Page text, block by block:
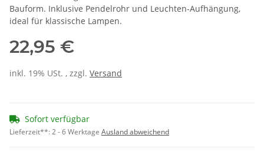
Bauform. Inklusive Pendelrohr und Leuchten-Aufhängung,
ideal für klassische Lampen.
22,95 €
inkl. 19% USt. , zzgl. Versand
Sofort verfügbar
Lieferzeit**:2 - 6 Werktage Ausland abweichend